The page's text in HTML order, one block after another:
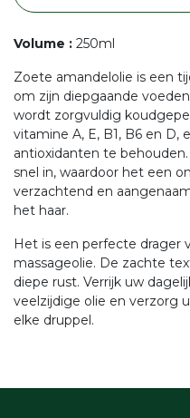
Volume : 250ml
Zoete amandelolie is een
om zijn diepgaande
wordt zorgvuldig
vitamine A, E, B1, B6 en
antioxidanten te
snel in, waardoor het een
verzachtend en
het haar.
Het is een perfecte drager
massageolie. De zachte
diepe rust. Verrijk uw
veelzijdige olie en verzorg
elke druppel.